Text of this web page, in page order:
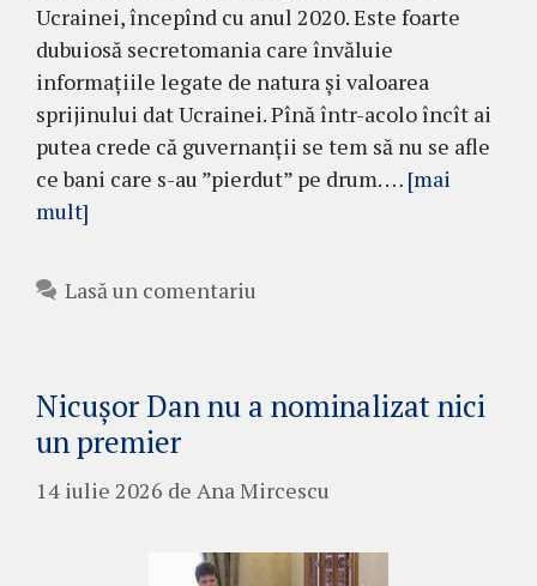
Ucrainei, începînd cu anul 2020. Este foarte
dubuiosă secretomania care învăluie
informațiile legate de natura și valoarea
sprijinului dat Ucrainei. Pînă într-acolo încît ai
putea crede că guvernanții se tem să nu se afle
ce bani care s-au ”pierdut” pe drum. … [mai
mult]
Lasă un comentariu
Nicușor Dan nu a nominalizat nici
un premier
14 iulie 2026 de Ana Mircescu